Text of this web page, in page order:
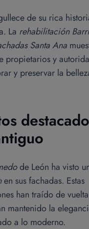
de su rica
La rehabilitación
Santa Ana
propietarios y
y preservar la
de León ha visto
en sus fachadas. Estas
han traído de
mantenido la
a lo moderno.